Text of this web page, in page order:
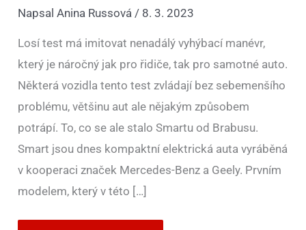
NapsalAnina Russová/ 8. 3. 2023
Losí test má imitovat nenadálý vyhýbací manévr,
který je náročný jak pro řidiče, tak pro samotné auto.
Některá vozidla tento test zvládají bez sebemenšího
problému, většinu aut ale nějakým způsobem
potrápí. To, co se ale stalo Smartu od Brabusu.
Smart jsou dnes kompaktní elektrická auta vyráběná
v kooperaci značek Mercedes-Benz a Geely. Prvním
modelem, který v této […]